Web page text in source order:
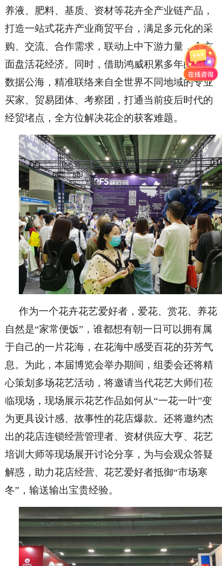
养液、肥料、基质、资材等花卉全产业链产品，
打造一站式花卉产业商贸平台，满足多元化的采
购、交流、合作需求，联动上中下游力量，全方
面盘活花经济。同时，借助鸿威积累多年的4.1亿
数据公海，精准联络来自全世界不同地域的专业
买家、贸易团体、考察团，打通当前疫后时代的
经贸堵点，全方位解决花企的获客难题。
作为一个花卉花艺爱好者，爱花、赏花、养花
自然是“家常便饭”，谁都想有朝一日可以拥有属
于自己的一片花海，在花海中感受百花的芬芳气
息。为此，本届博览会举办期间，组委会还将精
心策划多场花艺活动，将邀请当代花艺大师们莅
临现场，现场展示花艺作品如何从“一花一叶”变
为更具设计感、故事性的花店爆款。还将邀约杰
出的花店连锁经营管理者、资材供应大亨、花艺
培训大师等现场展开讨论分享，为与会观众答疑
解惑，助力花店经营、花艺爱好者抵御“市场寒
冬”，输送输出宝贵经验。